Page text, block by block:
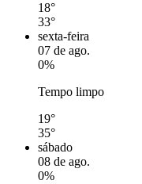
18°
33°
sexta-feira
07 de ago.
0%
Tempo limpo
19°
35°
sábado
08 de ago.
0%